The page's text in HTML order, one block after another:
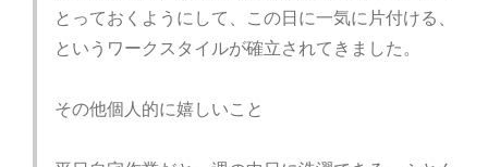
とっておくようにして、この日に一気に片付ける、
というワークスタイルが確立されてきました。
その他個人的に嬉しいこと